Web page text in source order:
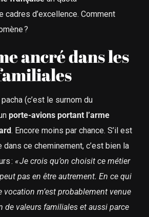
cadres d’excellence. Comment
?
ancré dans les
(c’est le surnom du
porte-avions portant l’arme
. Encore moins par chance. S’il est
dans ce cheminement, c’est bien la
: « Je crois qu’on choisit ce métier
pas en être autrement. En ce qui
vocation m’est probablement venue
de valeurs familiales et aussi parce